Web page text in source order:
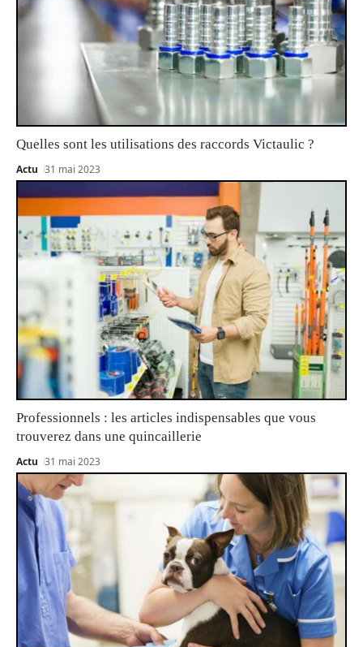
Quelles sont les utilisations des raccords Victaulic ?
Actu 31 mai 2023
Professionnels : les articles indispensables que vous
trouverez dans une quincaillerie
Actu 31 mai 2023